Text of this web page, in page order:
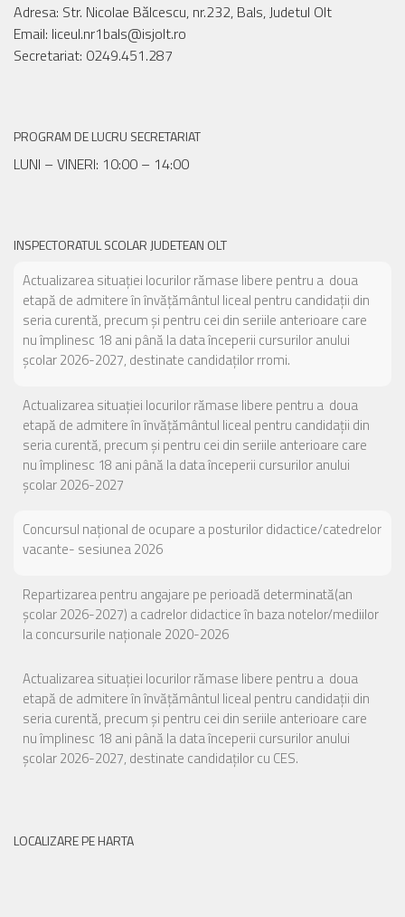
Adresa: Str. Nicolae Bălcescu, nr.232, Bals, Judetul Olt
Email: liceul.nr1bals@isjolt.ro
Secretariat: 0249.451.287
PROGRAM DE LUCRU SECRETARIAT
LUNI – VINERI: 10:00 – 14:00
INSPECTORATUL SCOLAR JUDETEAN OLT
Actualizarea situației locurilor rămase libere pentru a doua
etapă de admitere în învățământul liceal pentru candidații din
seria curentă, precum și pentru cei din seriile anterioare care
nu împlinesc 18 ani până la data începerii cursurilor anului
școlar 2026-2027, destinate candidaților rromi.
Actualizarea situației locurilor rămase libere pentru a doua
etapă de admitere în învățământul liceal pentru candidații din
seria curentă, precum și pentru cei din seriile anterioare care
nu împlinesc 18 ani până la data începerii cursurilor anului
școlar 2026-2027
Concursul național de ocupare a posturilor didactice/catedrelor
vacante- sesiunea 2026
Repartizarea pentru angajare pe perioadă determinată(an
școlar 2026-2027) a cadrelor didactice în baza notelor/mediilor
la concursurile naționale 2020-2026
Actualizarea situației locurilor rămase libere pentru a doua
etapă de admitere în învățământul liceal pentru candidații din
seria curentă, precum și pentru cei din seriile anterioare care
nu împlinesc 18 ani până la data începerii cursurilor anului
școlar 2026-2027, destinate candidaților cu CES.
LOCALIZARE PE HARTA